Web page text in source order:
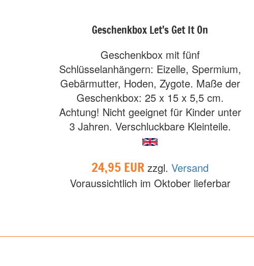
Geschenkbox Let's Get It On
Geschenkbox mit fünf
Schlüsselanhängern: Eizelle, Spermium,
Gebärmutter, Hoden, Zygote. Maße der
Geschenkbox: 25 x 15 x 5,5 cm.
Achtung! Nicht geeignet für Kinder unter
3 Jahren. Verschluckbare Kleinteile.
24,95 EUR zzgl. Versand
Voraussichtlich im Oktober lieferbar